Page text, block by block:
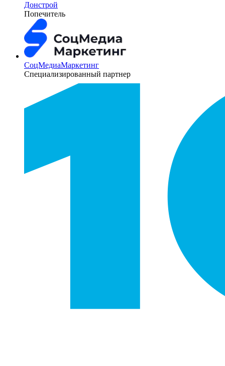
Донстрой
Попечитель
СоцМедиаМаркетинг
Специализированный партнер